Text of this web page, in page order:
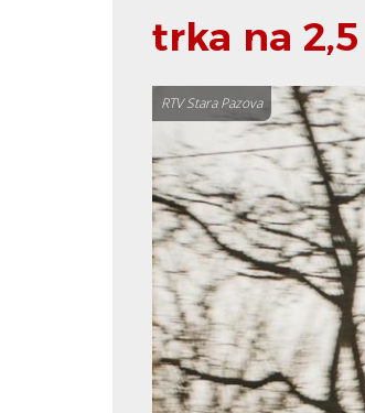
trka na
RTV Stara Pazova